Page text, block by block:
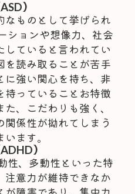
）
なものとして挙げられ
ションや想像力、社会
していると言われてい
を読み取ることが苦手
に強い関心を持ち、非
持っていることお特徴
、こだわりも強く、
係性が拗れてしまう
ます。
）
性、多動性といった特
注意力が維持できなか